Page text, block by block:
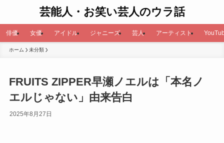
芸能人・お笑い芸人のウラ話
俳優 女優 アイドル ジャニーズ 芸人 アーティスト
ホーム 未分類
FRUITS ZIPPER早瀬ノエルは「本名ノ
エルじゃない」由来告白
2025年8月27日